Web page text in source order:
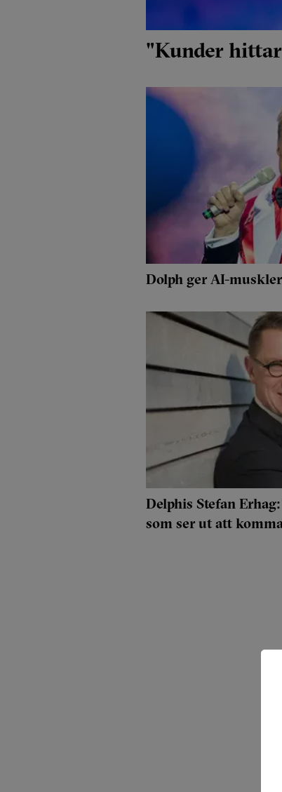
"Kunder
Dolph ger AI-
Delphis Stefan
som ser ut att